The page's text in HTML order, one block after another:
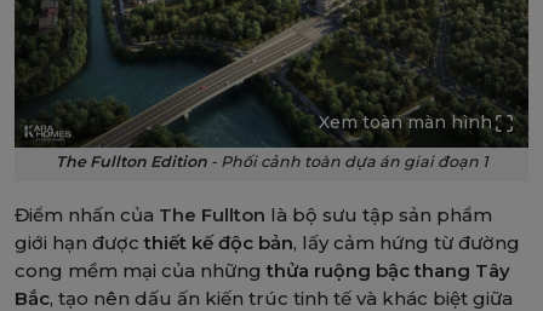
Xem toàn màn hình
The Fullton Edition- Phối cảnh toàn dựa án giai đoạn 1
Điểm nhấn của The Fullton là bộ sưu tập sản phẩm
giới hạn đượcthiết kế độc bản, lấy cảm hứng từ đường
cong mềm mại của nhữngthửa ruộng bậc thang Tây
Bắc, tạo nên dấu ấn kiến trúc tinh tế và khác biệt giữa